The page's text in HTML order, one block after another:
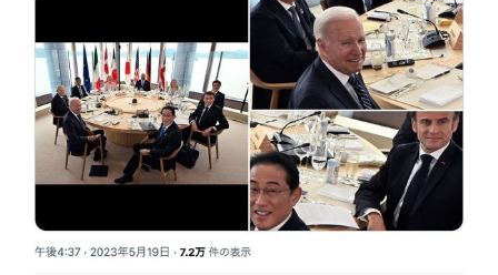
マーケ×ITの今がよく分かる
ITエンジニア向け専門サイト
企業向けIT製品の総合サイト